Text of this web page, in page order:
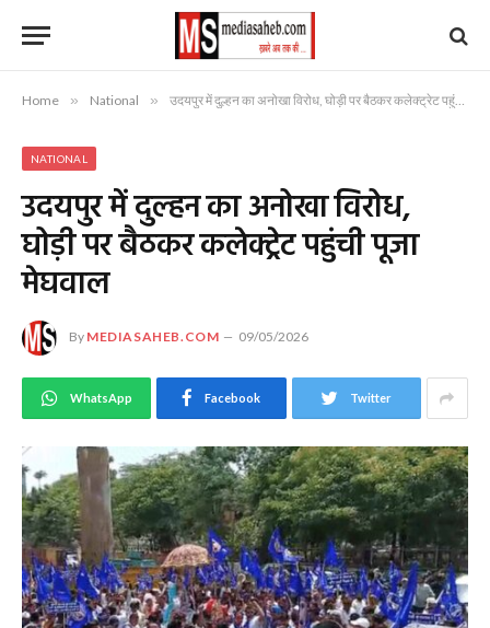
Home » National » उदयपुर में दुल्हन का अनोखा विरोध, घोड़ी पर बैठकर कलेक्ट्रेट पहुंची पूजा मेघवाल
NATIONAL
उदयपुर में दुल्हन का अनोखा विरोध,
घोड़ी पर बैठकर कलेक्ट्रेट पहुंची पूजा
मेघवाल
By MEDIASAHEB.COM 09/05/2026
WhatsApp Facebook Twitter